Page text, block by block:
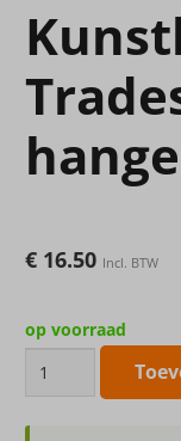
€ 16.50 Incl. BTW
op voorraad
Kunsthangplant
Tradescantia
hanger